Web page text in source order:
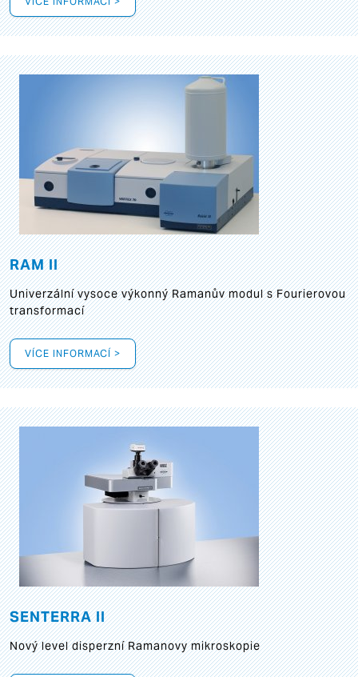
RAM II
Univerzální vysoce výkonný Ramanův modul s Fourierovou
transformací
VÍCE INFORMACÍ >
SENTERRA II
Nový level disperzní Ramanovy mikroskopie